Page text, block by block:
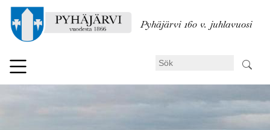
till
Pyhäjärvi 160 v. juhlavuosi
Sök